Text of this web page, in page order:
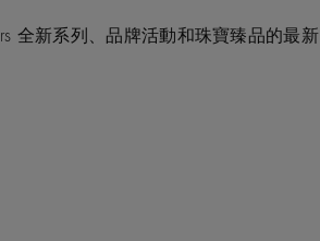
全新系列、品牌活動和珠寶臻品的最新
唯一與鑽石原產地有直接連結的奢華珠
始終致力於為您提供個人化的購物體
取來自於專家的協助與指導。
奢華鑽石珠寶的巔峰。我們的創意和工